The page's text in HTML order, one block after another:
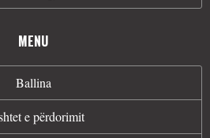
MENU
Ballina
e përdorimit